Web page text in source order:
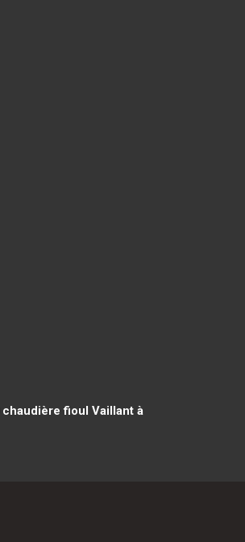
chaudière fioul Vaillant à